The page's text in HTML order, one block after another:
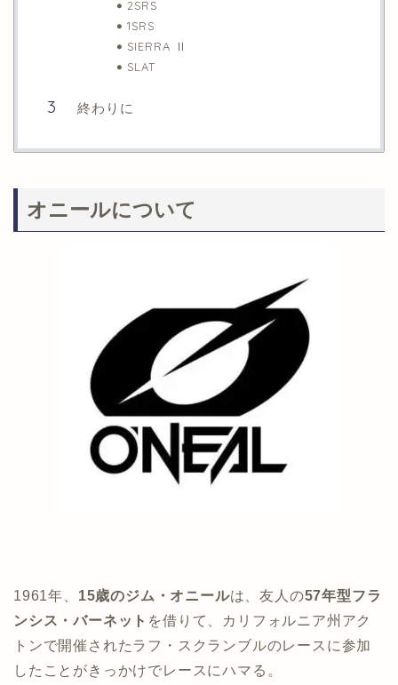
2SRS
1SRS
SIERRA Ⅱ
SLAT
終わりに
オニールについて
1961年、 15歳のジム・オニールは、友人の57年型フラ
ンシス・バーネット を借りて、カリフォルニア州アク
トンで開催されたラフ・スクランブルのレースに参加
したことがきっかけでレースにハマる。